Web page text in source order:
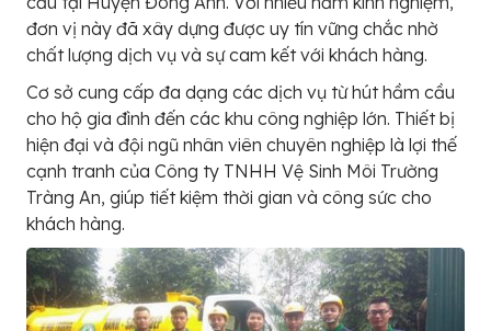
đơn vị này đã xây dựng được uy tín vững chắc nhờ
chất lượng dịch vụ và sự cam kết với khách hàng.
Cơ sở cung cấp đa dạng các dịch vụ từ hút hầm cầu
cho hộ gia đình đến các khu công nghiệp lớn. Thiết bị
hiện đại và đội ngũ nhân viên chuyên nghiệp là lợi thế
cạnh tranh của Công ty TNHH Vệ Sinh Môi Trường
Tràng An, giúp tiết kiệm thời gian và công sức cho
khách hàng.